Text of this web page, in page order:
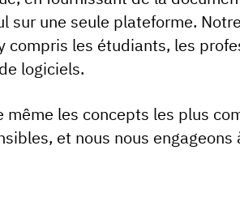
sur une seule plateforme.
compris les étudiants, les
logiciels.
même les concepts les plus
et nous nous